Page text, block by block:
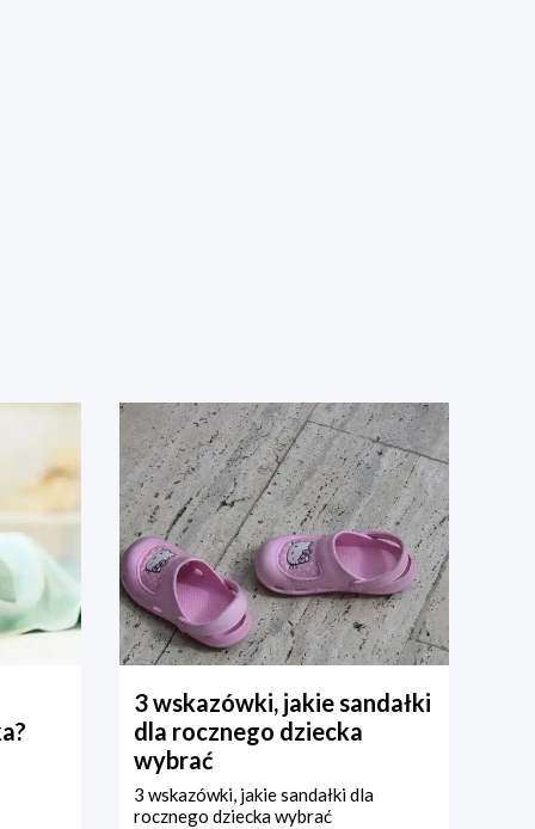
3 wskazówki, jakie sandałki
dla rocznego dziecka
wybrać
3 wskazówki, jakie sandałki dla
rocznego dziecka wybrać